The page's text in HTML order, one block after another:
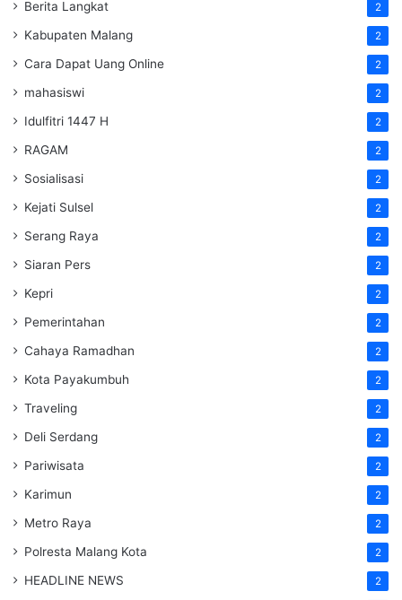
Berita Langkat 2
Kabupaten Malang 2
Cara Dapat Uang Online 2
mahasiswi 2
Idulfitri 1447 H 2
RAGAM 2
Sosialisasi 2
Kejati Sulsel 2
Serang Raya 2
Siaran Pers 2
Kepri 2
Pemerintahan 2
Cahaya Ramadhan 2
Kota Payakumbuh 2
Traveling 2
Deli Serdang 2
Pariwisata 2
Karimun 2
Metro Raya 2
Polresta Malang Kota 2
HEADLINE NEWS 2